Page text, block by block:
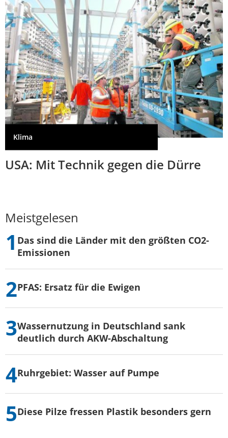
Klima
USA: Mit Technik gegen die Dürre
Meistgelesen
Das sind die Länder mit den größten CO2-
Emissionen
PFAS: Ersatz für die Ewigen
Wassernutzung in Deutschland sank
deutlich durch AKW-Abschaltung
Ruhrgebiet: Wasser auf Pumpe
Diese Pilze fressen Plastik besonders gern